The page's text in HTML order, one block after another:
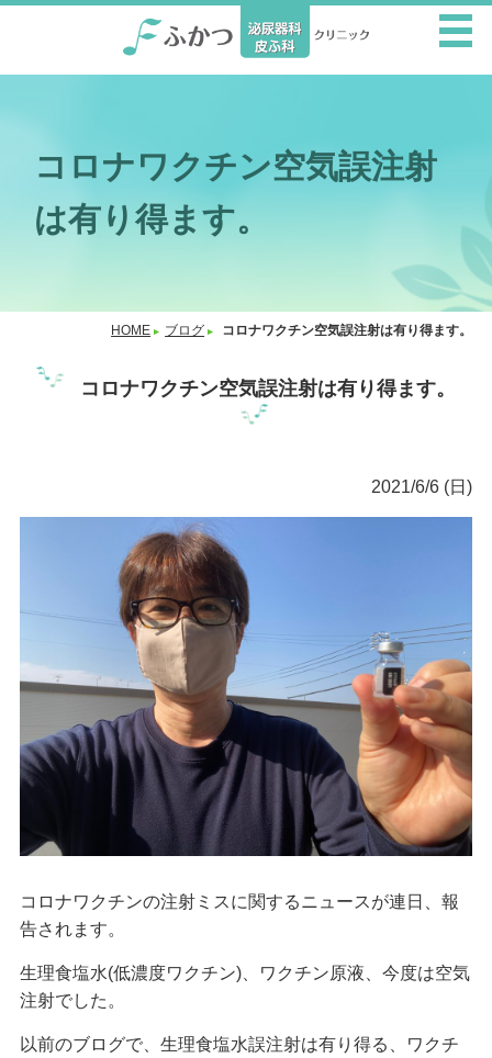
コロナワクチン空気誤注射
は有り得ます。
HOME ブログ コロナワクチン空気誤注射は有り得ます。
コロナワクチン空気誤注射は有り得ます。
2021/6/6 (日)
コロナワクチンの注射ミスに関するニュースが連日、報
告されます。
生理食塩水(低濃度ワクチン)、ワクチン原液、今度は空気
注射でした。
以前のブログで、生理食塩水誤注射は有り得る、ワクチ